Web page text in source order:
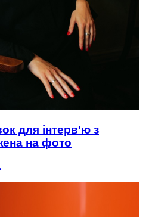
для інтерв'ю з
на фото